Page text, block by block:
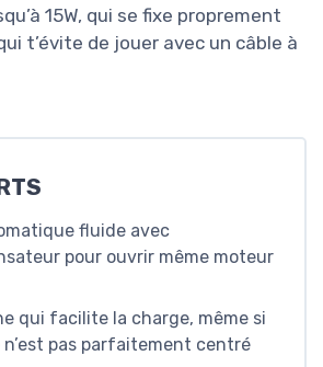
15W, qui se fixe proprement
t’évite de jouer avec un câble à
fluide avec
pour ouvrir même moteur
qui facilite la charge, même si
n’est pas parfaitement centré